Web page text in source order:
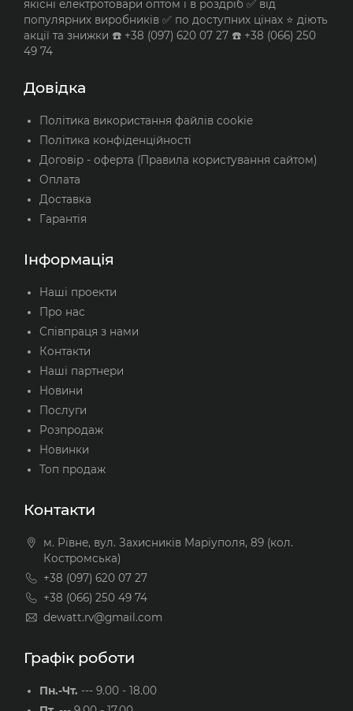
якісні електротовари оптом і в роздріб ✅ від
популярних виробників ✅ по доступних цінах ⭐ діють
акції та знижки ☎️ +38 (097) 620 07 27 ☎️ +38 (066) 250
49 74
Довідка
Політика використання файлів cookie
Політика конфіденційності
Договір - оферта (Правила користування сайтом)
Оплата
Доставка
Гарантія
Інформація
Наші проекти
Про нас
Співпраця з нами
Контакти
Наші партнери
Новини
Послуги
Розпродаж
Новинки
Топ продаж
Контакти
м. Рівне, вул. Захисників Маріуполя, 89 (кол.
Костромська)
+38 (097) 620 07 27
+38 (066) 250 49 74
dewatt.rv@gmail.com
Графік роботи
Пн.-Чт. --- 9.00 - 18.00